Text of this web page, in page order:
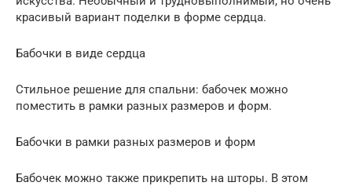
красивый вариант поделки в форме сердца.
Бабочки в виде сердца
Стильное решение для спальни: бабочек можно
поместить в рамки разных размеров и форм.
Бабочки в рамки разных размеров и форм
Бабочек можно также прикрепить на шторы. В этом